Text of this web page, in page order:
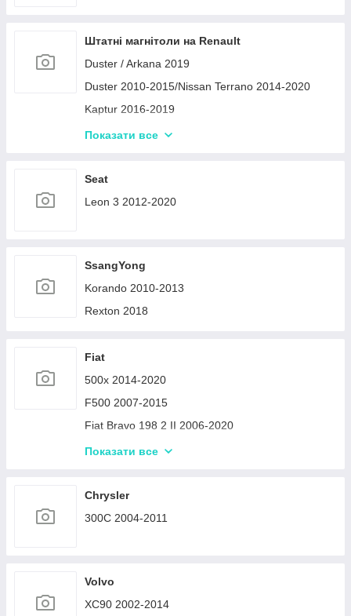
Штатні магнітоли на Renault
Duster / Arkana 2019
Duster 2010-2015/Nissan Terrano 2014-2020
Kaptur 2016-2019
Logan 2010-2015
Logan (L90) 2004-2008
Renault Megane 2 2002-2014
Показати все
Seat
Leon 3 2012-2020
SsangYong
Korando 2010-2013
Rexton 2018
Fiat
500x 2014-2020
F500 2007-2015
Fiat Bravo 198 2 II 2006-2020
FIAT Doblo 2010-2015
Показати все
Chrysler
300C 2004-2011
Volvo
XC90 2002-2014